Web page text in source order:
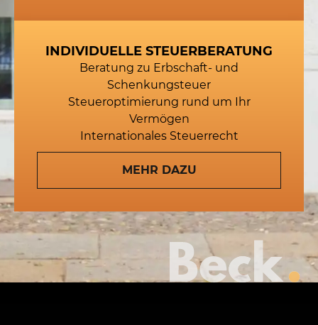
INDIVIDUELLE STEUERBERATUNG
Beratung zu Erbschaft- und
Schenkungsteuer
Steueroptimierung rund um Ihr
Vermögen
Internationales Steuerrecht
MEHR DAZU